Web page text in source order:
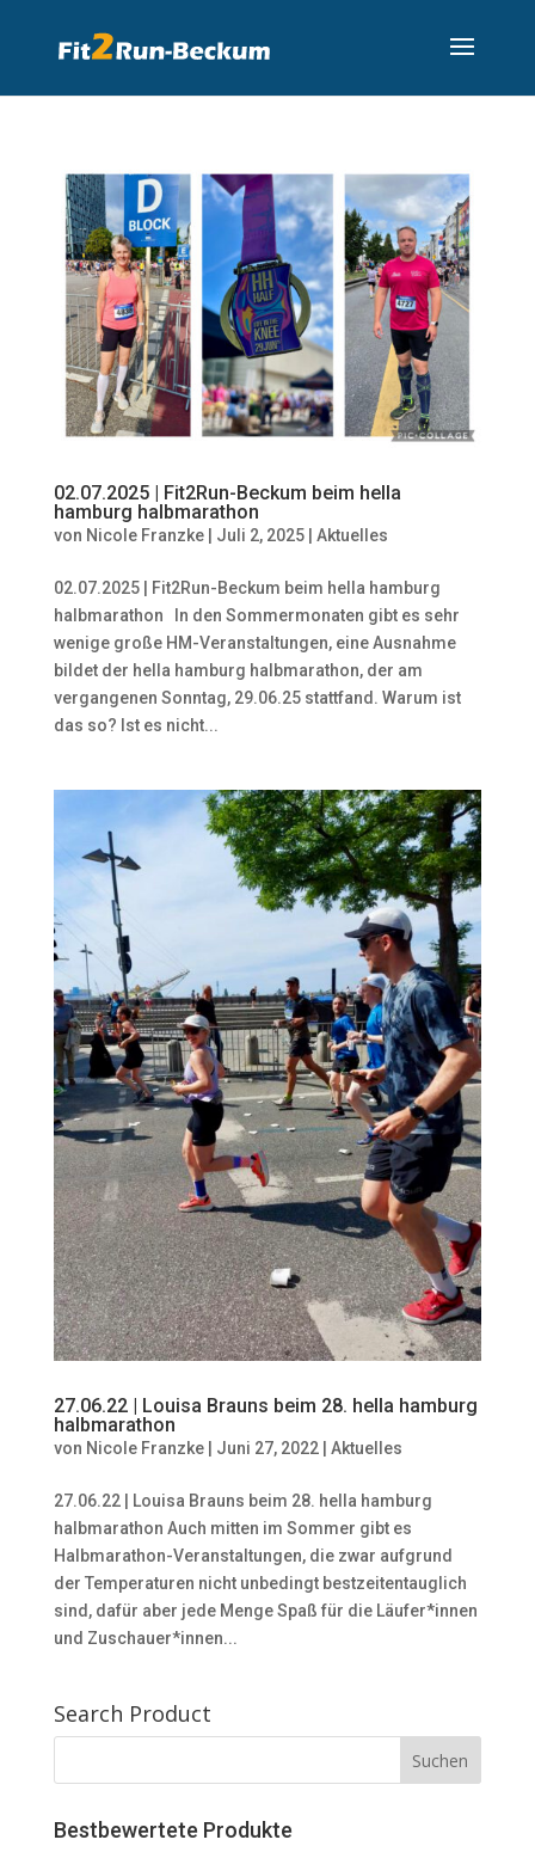
02.07.2025 | Fit2Run-Beckum beim hella
hamburg halbmarathon
von Nicole Franzke| Juli 2, 2025| Aktuelles
02.07.2025 | Fit2Run-Beckum beim hella hamburg
halbmarathon In den Sommermonaten gibt es sehr
wenige große HM-Veranstaltungen, eine Ausnahme
bildet der hella hamburg halbmarathon, der am
vergangenen Sonntag, 29.06.25 stattfand. Warum ist
das so? Ist es nicht...
27.06.22 | Louisa Brauns beim 28. hella hamburg
halbmarathon
von Nicole Franzke| Juni 27, 2022| Aktuelles
27.06.22 | Louisa Brauns beim 28. hella hamburg
halbmarathon Auch mitten im Sommer gibt es
Halbmarathon-Veranstaltungen, die zwar aufgrund
der Temperaturen nicht unbedingt bestzeitentauglich
sind, dafür aber jede Menge Spaß für die Läufer*innen
und Zuschauer*innen...
Search Product
Bestbewertete Produkte